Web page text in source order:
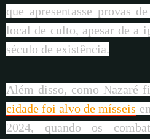
que apresentasse provas
local de culto, apesar de a
século de existência.
Além disso, como Nazaré
cidade foi alvo de mísseis
2024, quando os